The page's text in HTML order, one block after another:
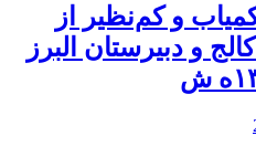
و کم‌نظیر از
و دبيرستان البرز